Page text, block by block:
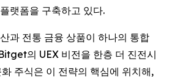
랫폼을 구축하고 있다.
과 전통 금융 상품이 하나의 통합
의 UEX 비전을 한층 더 진전시
주식은 이 전략의 핵심에 위치해,